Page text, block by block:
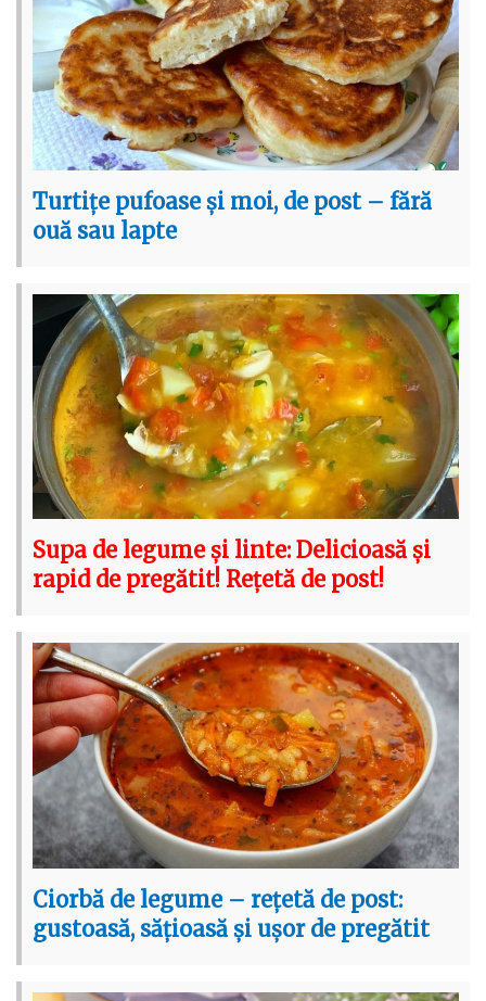
Turtițe pufoase și moi, de post – fără
ouă sau lapte
Supa de legume și linte: Delicioasă și
rapid de pregătit! Rețetă de post!
Ciorbă de legume – rețetă de post:
gustoasă, sățioasă și ușor de pregătit